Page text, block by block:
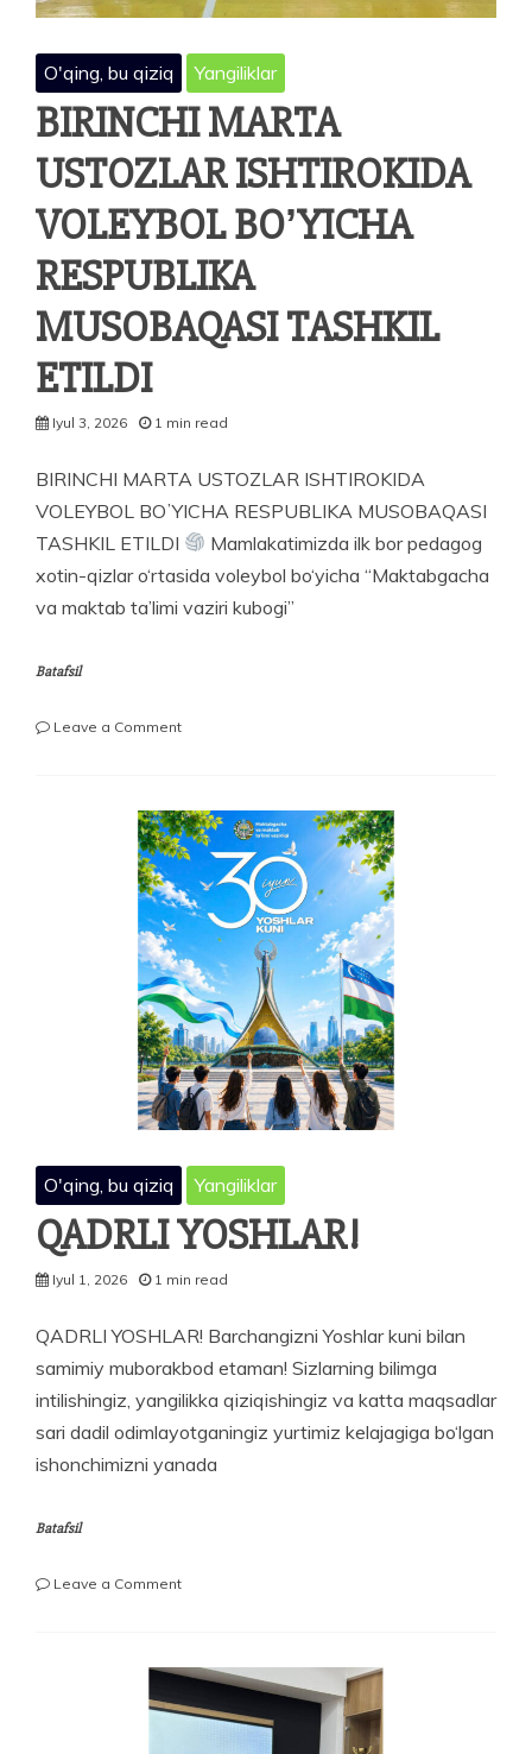
O'qing, bu qiziq Yangiliklar
BIRINCHI MARTA
USTOZLAR ISHTIROKIDA
VOLEYBOL BOʼYICHA
RESPUBLIKA
MUSOBAQASI TASHKIL
ETILDI
Iyul 3, 2026 1 min read
BIRINCHI MARTA USTOZLAR ISHTIROKIDA
VOLEYBOL BOʼYICHA RESPUBLIKA MUSOBAQASI
TASHKIL ETILDI
Mamlakatimizda ilk bor pedagog
xotin-qizlar o‘rtasida voleybol bo‘yicha “Maktabgacha
va maktab ta’limi vaziri kubogi”
Batafsil
Leave a Commenton
ISHTIROKIDA
VOLEYBOL
BOʼYICHA
RESPUBLIKA
MUSOBAQASI
TASHKIL
ETILDI
O'qing, bu qiziq Yangiliklar
QADRLI YOSHLAR!
Iyul 1, 2026 1 min read
QADRLI YOSHLAR! Barchangizni Yoshlar kuni bilan
samimiy muborakbod etaman! Sizlarning bilimga
intilishingiz, yangilikka qiziqishingiz va katta maqsadlar
sari dadil odimlayotganingiz yurtimiz kelajagiga bo‘lgan
ishonchimizni yanada
Batafsil
Leave a Commenton